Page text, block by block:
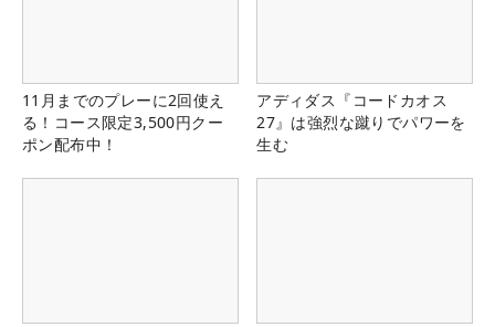
11月までのプレーに2回使え
る！コース限定3,500円クー
ポン配布中！
アディダス『コードカオス
27』は強烈な蹴りでパワーを
生む